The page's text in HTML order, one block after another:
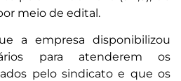
meio de edital.
a empresa disponibilizou
para atenderem os
pelo sindicato e que os